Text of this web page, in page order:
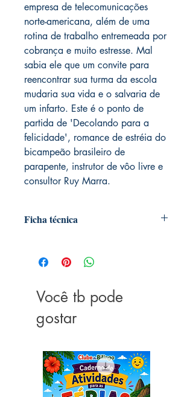
empresa de telecomunicações
norte-americana, além de uma
rotina de trabalho entremeada por
cobrança e muito estresse. Mal
sabia ele que um convite para
reencontrar sua turma da escola
mudaria sua vida e o salvaria de
um infarto. Este é o ponto de
partida de 'Decolando para a
felicidade', romance de estréia do
bicampeão brasileiro de
parapente, instrutor de vôo livre e
consultor Ruy Marra.
Ficha técnica
Editora ‏ : ‎ Rocco; 1ª edição (2 julho
2008)
ISBN ‏ : ‎ 978-8532523495
Dimensões ‏ : ‎ 20.8 x 13.6 x 0.8 cm
Você tb pode
gostar